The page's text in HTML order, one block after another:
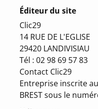
Éditeur du site
Clic29
14 RUE DE L'EGLISE
29420 LANDIVISIAU
Tél : 02 98 69 57 83
Contact Clic29
Entreprise inscrite
BREST sous le